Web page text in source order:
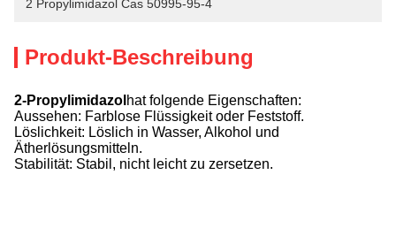
2 Propylimidazol Cas 50995-95-4
Produkt-Beschreibung
2-Propylimidazol hat folgende Eigenschaften:
Aussehen: Farblose Flüssigkeit oder Feststoff.
Löslichkeit: Löslich in Wasser, Alkohol und
Ätherlösungsmitteln.
Stabilität: Stabil, nicht leicht zu zersetzen.